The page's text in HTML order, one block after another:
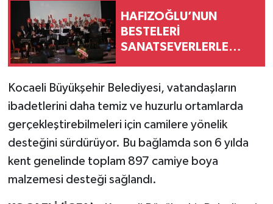
HAFIZOĞLU’NUN
BESTELERİ
SANATSEVERLERLE
Kocaeli Büyükşehir Belediyesi, vatandaşların
ibadetlerini daha temiz ve huzurlu ortamlarda
gerçekleştirebilmeleri için camilere yönelik
desteğini sürdürüyor. Bu bağlamda son 6 yılda
kent genelinde toplam 897 camiye boya
malzemesi desteği sağlandı.